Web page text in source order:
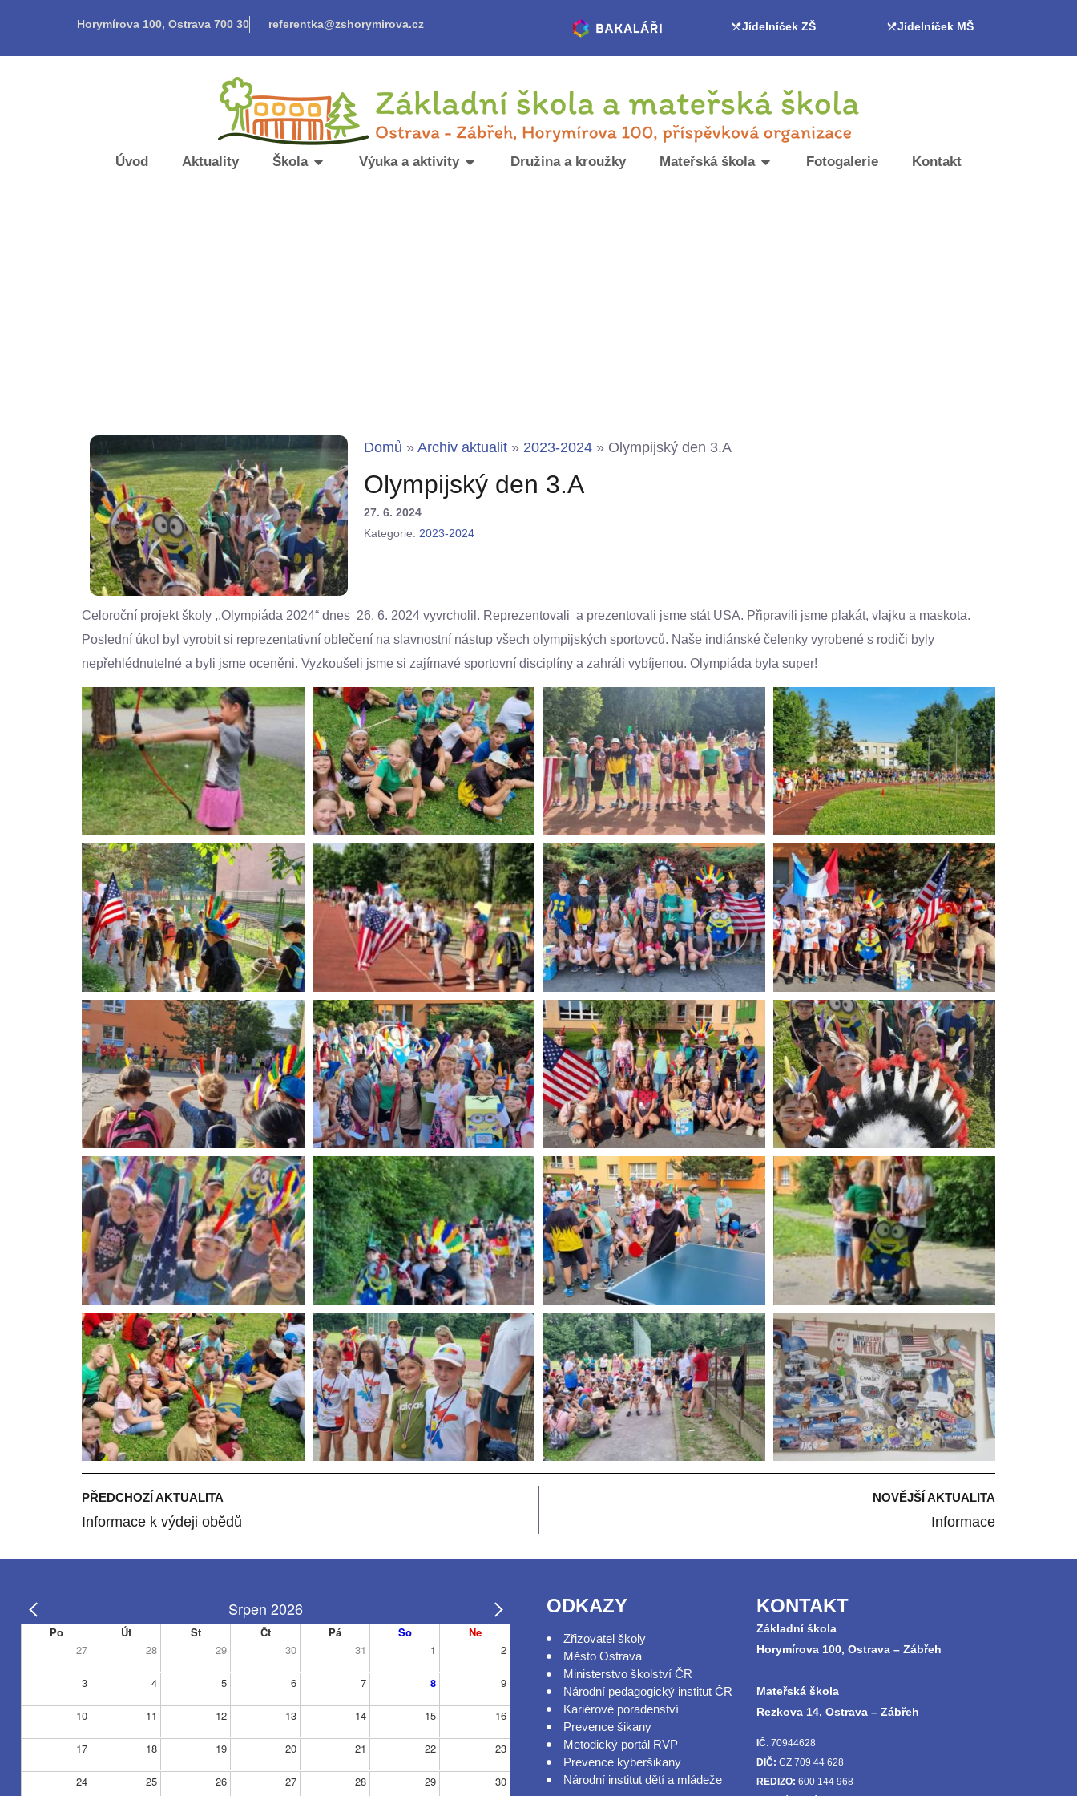
Horymírova 100, Ostrava 700 30 referentka@zshorymirova.cz Jídelníček ZŠ Jídelníček MŠ
Úvod Aktuality Škola Výuka a aktivity Družina a kroužky Mateřská škola Fotogalerie Kontakt
Domů » Archiv aktualit » 2023-2024 » Olympijský den 3.A
Olympijský den 3.A
27. 6. 2024
Kategorie: 2023-2024
Celoroční projekt školy ,,Olympiáda 2024“ dnes 26. 6. 2024 vyvrcholil. Reprezentovali a prezentovali jsme stát USA. Připravili jsme plakát, vlajku a maskota.
Poslední úkol byl vyrobit si reprezentativní oblečení na slavnostní nástup všech olympijských sportovců. Naše indiánské čelenky vyrobené s rodiči byly
nepřehlédnutelné a byli jsme oceněni. Vyzkoušeli jsme si zajímavé sportovní disciplíny a zahráli vybíjenou. Olympiáda byla super!
PŘEDCHOZÍ AKTUALITA
Informace k výdeji obědů
NOVĚJŠÍ AKTUALITA
Informace
Srpen 2026
Po Út St Čt Pá So
Ne
27
28 29 30 31 1 2
3 4 5 6 7 8 9
10 11 12 13 14 15 16
17 18 19 20 21 22 23
24 25 26 27 28 29 30
ODKAZY
Zřizovatel školy
Město Ostrava
Ministerstvo školství ČR
Národní pedagogický institut ČR
Kariérové poradenství
Prevence šikany
Metodický portál RVP
Prevence kyberšikany
Národní institut dětí a mládeže
KONTAKT
Základní škola
Horymírova 100, Ostrava – Zábřeh
Mateřská škola
Rezkova 14, Ostrava – Zábřeh
IČ: 70944628
DIČ: CZ 709 44 628
REDIZO: 600 144 968